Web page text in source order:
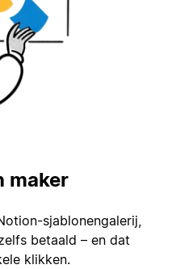
maker
sjablonengalerij,
betaald – en dat
klikken.